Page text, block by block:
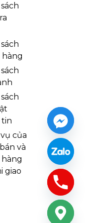
tại nhà khách
hàng
của
và
hàng
giao